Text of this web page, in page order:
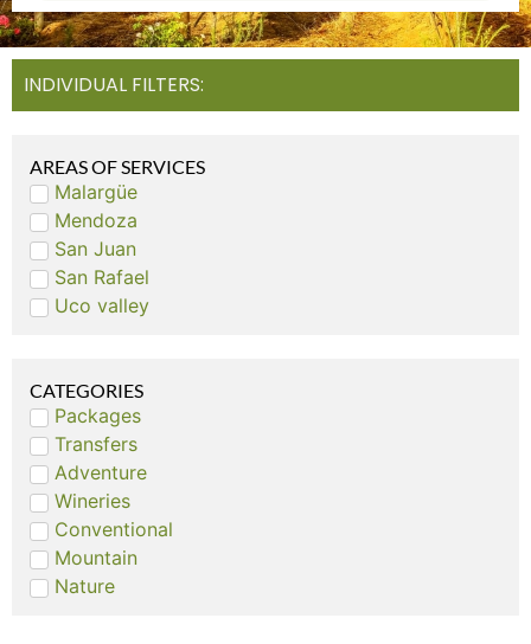
INDIVIDUAL FILTERS:
AREAS OF SERVICES
Malargüe
Mendoza
San Juan
San Rafael
Uco valley
CATEGORIES
Packages
Transfers
Adventure
Wineries
Conventional
Mountain
Nature